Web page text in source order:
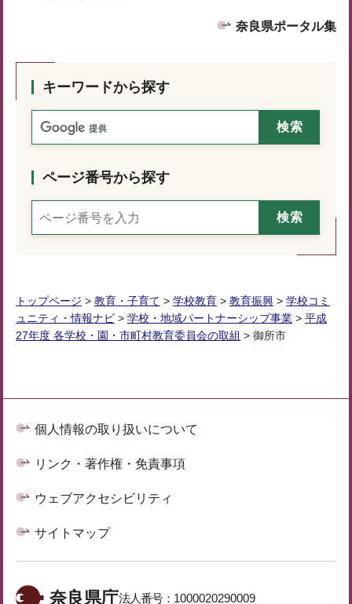
奈良県ポータル集
キーワードから探す
ページ番号から探す
トップページ > 教育・子育て > 学校教育 > 教育振興 > 学校コミ
ュニティ・情報ナビ > 学校・地域パートナーシップ事業 > 平成
27年度 各学校・園・市町村教育委員会の取組 > 御所市
個人情報の取り扱いについて
リンク・著作権・免責事項
ウェブアクセシビリティ
サイトマップ
奈良県庁法人番号： 1000020290009